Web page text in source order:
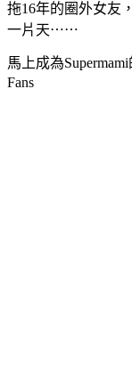
拖16年的圈外女友
一片天⋯⋯
馬上成為Supermami
Fans